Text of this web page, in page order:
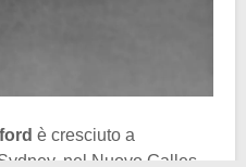
è cresciuto a
nel Nuovo Galles